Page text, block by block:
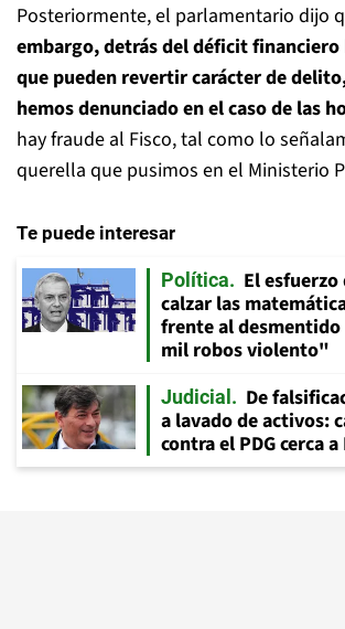
Posteriormente, el parlamentario dijo
embargo, detrás del déficit
que pueden revertir carácter de
hemos denunciado en el caso de las
hay fraude al Fisco, tal como lo
querella que pusimos en el Ministerio
Te puede interesar
Política
El esfuerzo
calzar las
frente al
mil robos violento"
Judicial
De
a lavado de activos:
contra el PDG cerca